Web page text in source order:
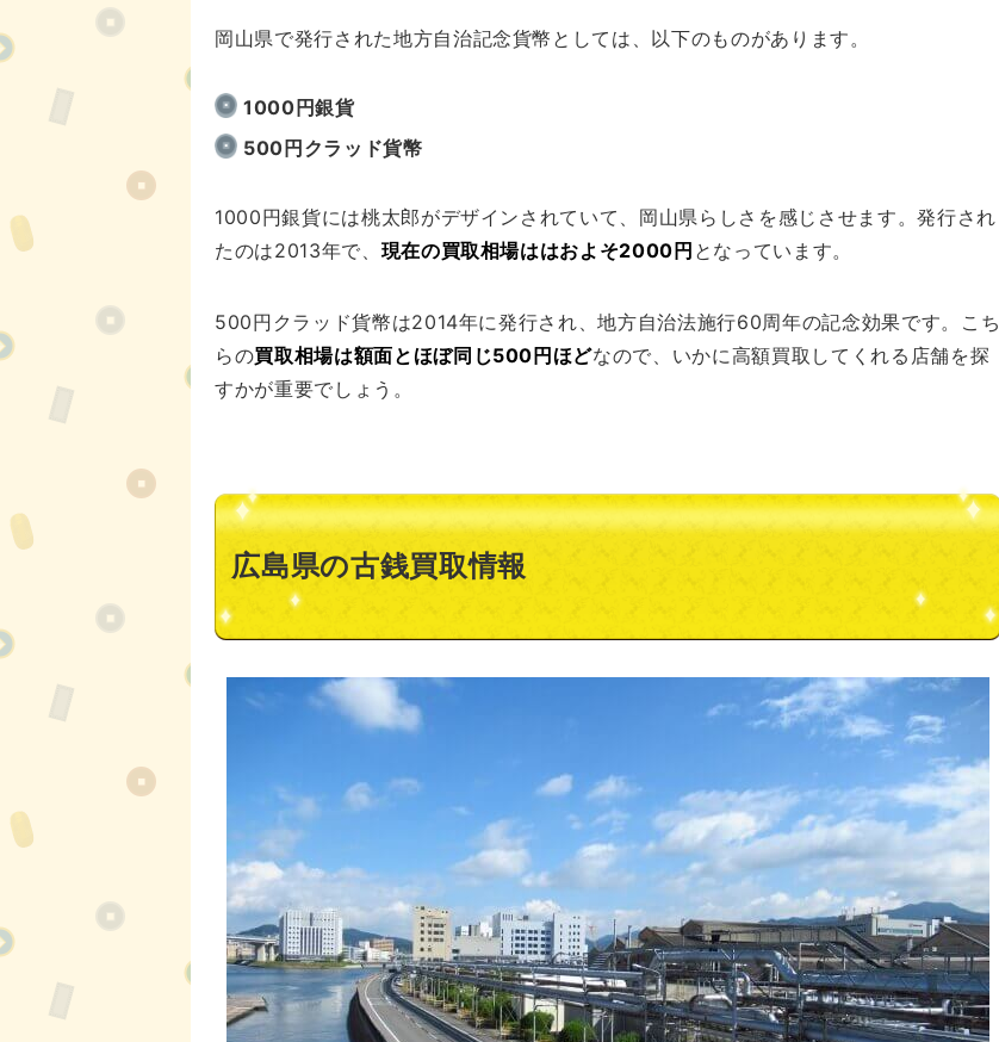
岡山県で発行された地方自治記念貨幣としては、以下のものがあります。
1000円銀貨
500円クラッド貨幣
1000円銀貨には桃太郎がデザインされていて、岡山県らしさを感じさせます。発行され
たのは2013年で、 現在の買取相場ははおよそ2000円 となっています。
500円クラッド貨幣は2014年に発行され、地方自治法施行60周年の記念効果です。こち
らの買取相場は額面とほぼ同じ500円ほどなので、いかに高額買取してくれる店舗を探
すかが重要でしょう。
広島県の古銭買取情報